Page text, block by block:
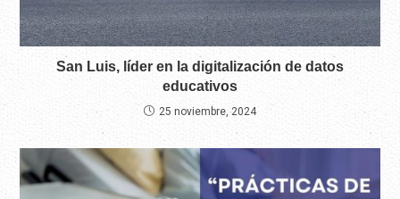
San Luis, líder en la digitalización de datos
educativos
25 noviembre, 2024